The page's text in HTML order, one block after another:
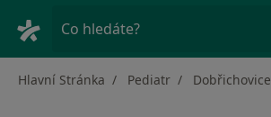
Co hledáte?
Hlavní Stránka Pediatr Dobřichovice